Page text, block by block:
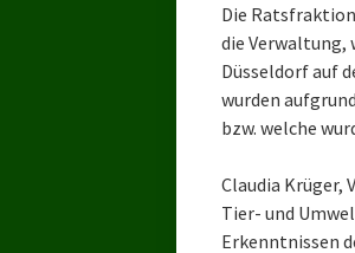
Die
die Verwaltung,
Düsseldorf auf
wurden
bzw. welche
Claudia Krüger,
Tier- und
Erkenntnissen